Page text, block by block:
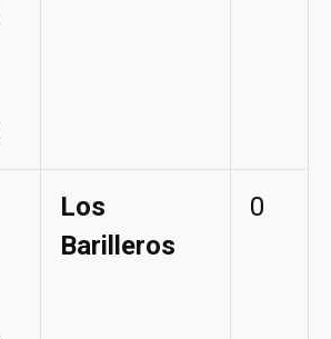
Los
Barilleros
0